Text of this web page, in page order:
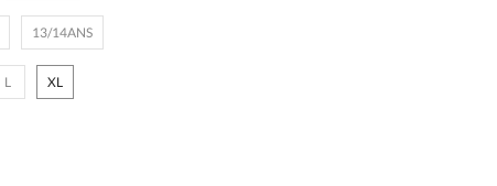
13/14ANS
L XL